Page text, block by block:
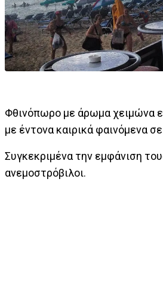
Φθινόπωρο με άρωμα χειμώνα
με έντονα καιρικά φαινόμενα
Συγκεκριμένα την εμφάνιση
ανεμοστρόβιλοι.